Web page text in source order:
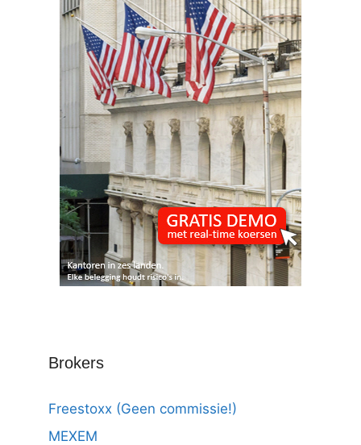
Brokers
Freestoxx (Geen commissie!)
MEXEM